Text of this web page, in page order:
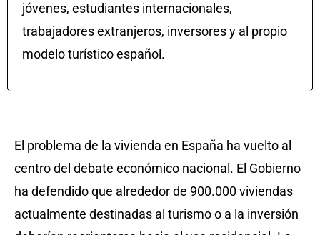
jóvenes, estudiantes internacionales,
trabajadores extranjeros, inversores y al propio
modelo turístico español.
El problema de la vivienda en España ha vuelto al
centro del debate económico nacional. El Gobierno
ha defendido que alrededor de 900.000 viviendas
actualmente destinadas al turismo o a la inversión